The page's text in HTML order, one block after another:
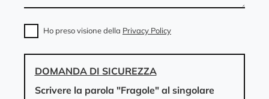
Ho preso visione della Privacy Policy
DOMANDA DI SICUREZZA
Scrivere la parola "Fragole" al singolare